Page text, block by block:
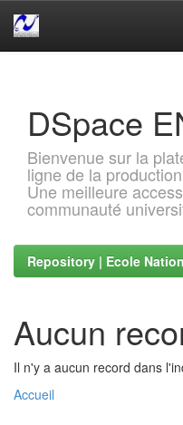
DSpace
Bienvenue sur la
ligne de la
Une meilleure
communauté
Repository | Ecole
Aucun
Il n'y a aucun record dans
Accueil